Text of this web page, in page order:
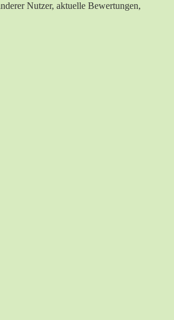
⁢Nutzer, aktuelle Bewertungen,